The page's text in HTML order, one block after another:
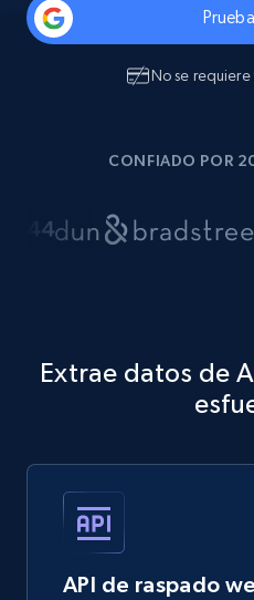
No se
CONFIADO POR
Extrae datos de
API de raspado